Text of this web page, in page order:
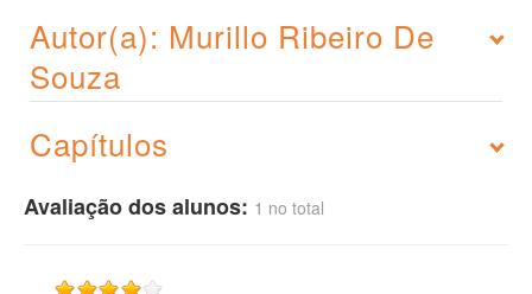
Autor(a): Murillo Ribeiro De
Souza
Capítulos
Avaliação dos alunos: 1 no total